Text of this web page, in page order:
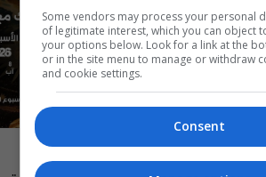
أسرار الفلك
Some vendors may process your personal
of legitimate interest, which you can object
your options below. Look for a link at the
or in the site menu to manage or withdraw
and cookie settings.
Consent